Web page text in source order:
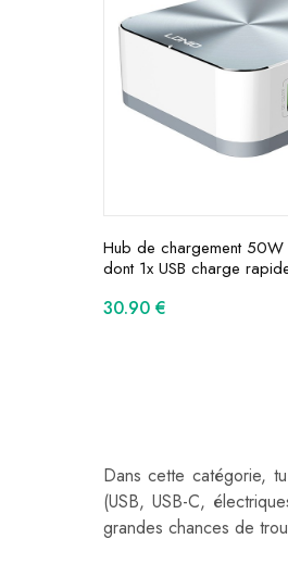
Hub de chargement 50W
dont 1x USB charge
30.90 €
Dans cette catégorie,
(USB, USB-C,
grandes chances de